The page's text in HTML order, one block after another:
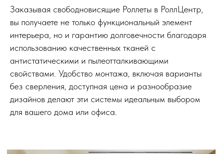
Заказывая свободновисящие Роллеты в РоллЦентр,
вы получаете не только функциональный элемент
интерьера, но и гарантию долговечности благодаря
использованию качественных тканей с
антистатическими и пылеотталкивающими
свойствами. Удобство монтажа, включая варианты
без сверления, доступная цена и разнообразие
дизайнов делают эти системы идеальным выбором
для вашего дома или офиса.